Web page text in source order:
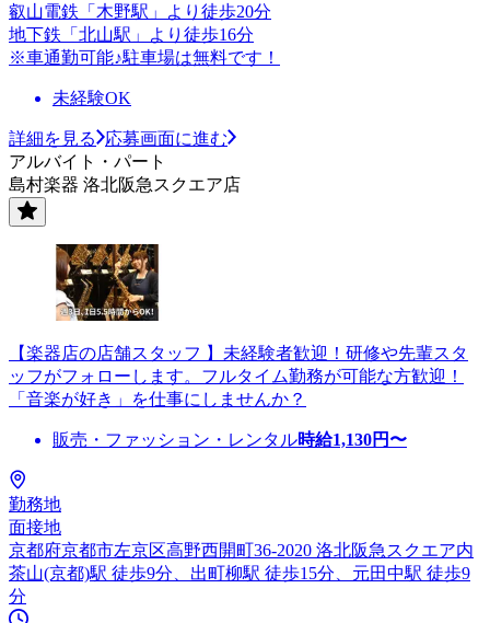
叡山電鉄「木野駅」より徒歩20分
地下鉄「北山駅」より徒歩16分
※車通勤可能♪駐車場は無料です！
未経験OK
詳細を見る
応募画面に進む
アルバイト・パート
島村楽器 洛北阪急スクエア店
【楽器店の店舗スタッフ 】未経験者歓迎！研修や先輩スタ
ッフがフォローします。フルタイム勤務が可能な方歓迎！
「音楽が好き」を仕事にしませんか？
販売・ファッション・レンタル時給1,130円〜
勤務地
面接地
京都府京都市左京区高野西開町36-2020 洛北阪急スクエア内
茶山(京都)駅 徒歩9分、出町柳駅 徒歩15分、元田中駅 徒歩9
分